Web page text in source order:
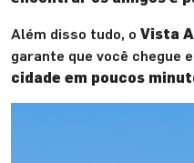
Além disso tudo, o Vista
garante que você chegue
cidade em poucos